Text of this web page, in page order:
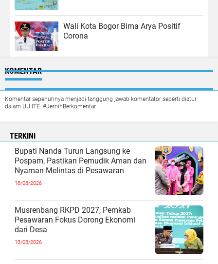
Wali Kota Bogor Bima Arya Positif
Corona
KOMENTAR
Komentar sepenuhnya menjadi tanggung jawab komentator seperti diatur
dalam UU ITE. #JernihBerkomentar
TERKINI
Bupati Nanda Turun Langsung ke
Pospam, Pastikan Pemudik Aman dan
Nyaman Melintas di Pesawaran
18/03/2026
Musrenbang RKPD 2027, Pemkab
Pesawaran Fokus Dorong Ekonomi
dari Desa
13/03/2026